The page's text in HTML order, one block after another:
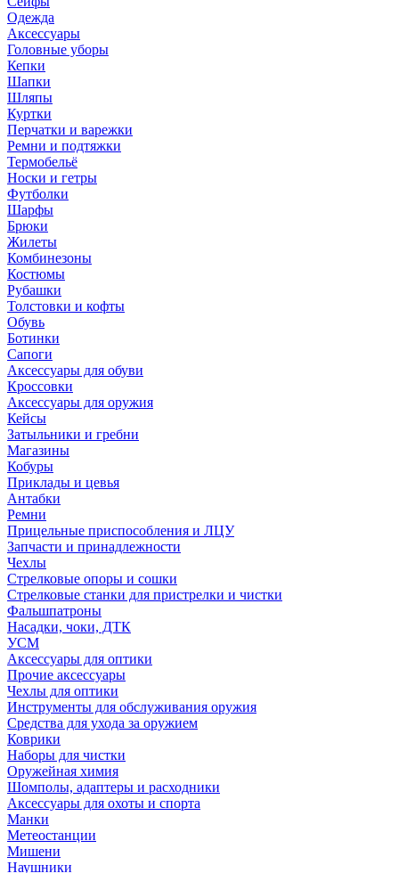
Одежда
Аксессуары
Головные уборы
Кепки
Шапки
Шляпы
Куртки
Перчатки и варежки
Ремни и подтяжки
Термобельё
Носки и гетры
Футболки
Шарфы
Брюки
Жилеты
Комбинезоны
Костюмы
Рубашки
Толстовки и кофты
Обувь
Ботинки
Сапоги
Аксессуары для обуви
Кроссовки
Аксессуары для оружия
Кейсы
Затыльники и гребни
Магазины
Кобуры
Приклады и цевья
Антабки
Ремни
Прицельные приспособления и ЛЦУ
Запчасти и принадлежности
Чехлы
Стрелковые опоры и сошки
Стрелковые станки для пристрелки и чистки
Фальшпатроны
Насадки, чоки, ДТК
УСМ
Аксессуары для оптики
Прочие аксессуары
Чехлы для оптики
Инструменты для обслуживания оружия
Средства для ухода за оружием
Коврики
Наборы для чистки
Оружейная химия
Шомполы, адаптеры и расходники
Аксессуары для охоты и спорта
Манки
Метеостанции
Мишени
Наушники